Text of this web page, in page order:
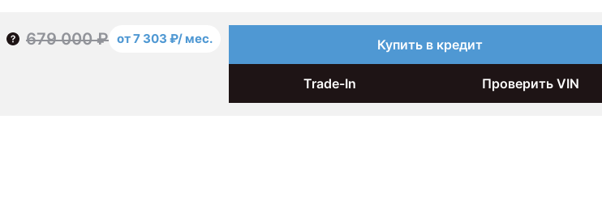
679 000 ₽ от 7 303 ₽/ мес. Купить в кредит
Trade-In Проверить VIN